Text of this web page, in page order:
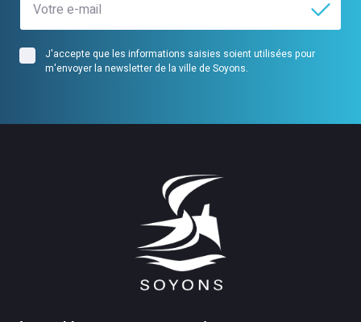
J'accepte que les informations saisies soient utilisées pour
m'envoyer la newsletter de la ville de Soyons.